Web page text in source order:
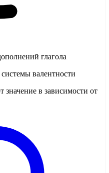
глагола
валентности
в зависимости от